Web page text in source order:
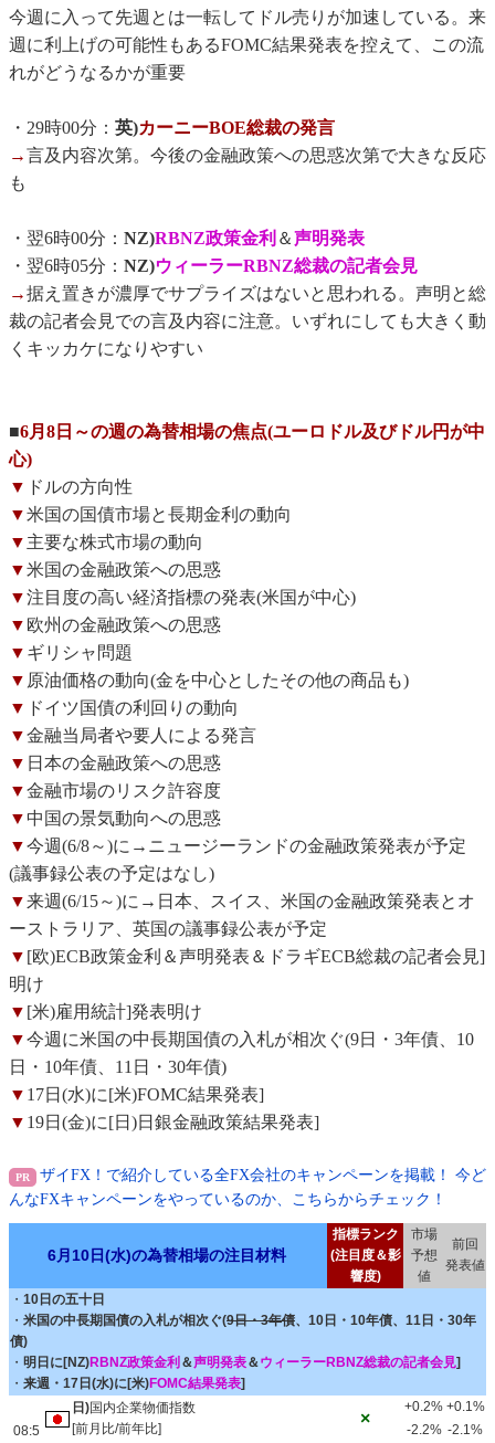
今週に入って先週とは一転してドル売りが加速している。来
週に利上げの可能性もあるFOMC結果発表を控えて、この流
れがどうなるかが重要
・29時00分： 英)カーニーBOE総裁の発言
→言及内容次第。今後の金融政策への思惑次第で大きな反応
も
・翌6時00分： NZ)RBNZ政策金利 ＆声明発表
・翌6時05分： NZ)ウィーラーRBNZ総裁の記者会見
→据え置きが濃厚でサプライズはないと思われる。声明と総
裁の記者会見での言及内容に注意。いずれにしても大きく動
くキッカケになりやすい
■6月8日～の週の為替相場の焦点(ユーロドル及びドル円が中
心)
▼ ドルの方向性
▼米国の国債市場と長期金利の動向
▼ 主要な株式市場の動向
▼米国の金融政策への思惑
▼注目度の高い経済指標の発表(米国が中心)
▼ 欧州の金融政策への思惑
▼ ギリシャ問題
▼ 原油価格の動向(金を中心としたその他の商品も)
▼ ドイツ国債の利回りの動向
▼金融当局者や要人による発言
▼ 日本の金融政策への思惑
▼金融市場のリスク許容度
▼ 中国の景気動向への思惑
▼今週(6/8～)に→ニュージーランドの金融政策発表が予定
(議事録公表の予定はなし)
▼来週(6/15～)に→日本、スイス、米国の金融政策発表とオ
ーストラリア、英国の議事録公表が予定
▼ [欧)ECB政策金利＆声明発表＆ドラギECB総裁の記者会見]
明け
▼ [米)雇用統計]発表明け
▼今週に米国の中長期国債の入札が相次ぐ(9日・3年債、10
日・10年債、11日・30年債)
▼ 17日(水)に[米)FOMC結果発表]
▼ 19日(金)に[日)日銀金融政策結果発表]
ザイFX！で紹介している全FX会社のキャンペーンを掲載！ 今ど
んなFXキャンペーンをやっているのか、こちらからチェック！
6月10日(水)の為替相場の注目材料
指標ランク
(注目度＆影
響度)
市場
予想
値
前回
発表値
・ 10日の五十日
・ 米国の中長期国債の入札が相次ぐ(9日・3年債、10日・10年債、11日・30年
債)
・ 明日に[NZ)RBNZ政策金利 ＆声明発表＆ウィーラーRBNZ総裁の記者会見]
・ 来週・17日(水)に[米)FOMC結果発表]
08:5
日)国内企業物価指数
[前月比/前年比]
×
+0.2% +0.1%
-2.2% -2.1%